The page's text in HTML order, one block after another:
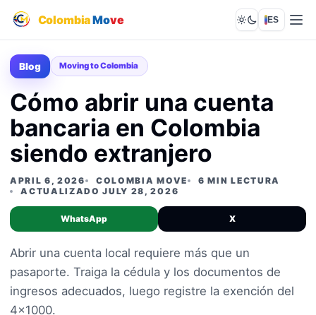
ColombiaMove Lights out
ES
Blog Moving to Colombia
Cómo abrir una cuenta
bancaria en Colombia
siendo extranjero
APRIL 6, 2026 COLOMBIA MOVE
6 MIN LECTURA
ACTUALIZADO JULY 28, 2026
WhatsApp X
Abrir una cuenta local requiere más que un
pasaporte. Traiga la cédula y los documentos de
ingresos adecuados, luego registre la exención del
4x1000.